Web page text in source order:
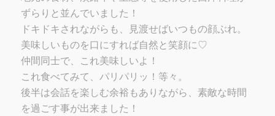
ずらりと並んでいました！
ドキドキされながらも、見渡せばいつもの顔ぶれ。
美味しいものを口にすれば自然と笑顔に♡
仲間同士で、これ美味しいよ！
これ食べてみて、パリパリッ！等々。
後半は会話を楽しむ余裕もありながら、素敵な時間
を過ごす事が出来ました！